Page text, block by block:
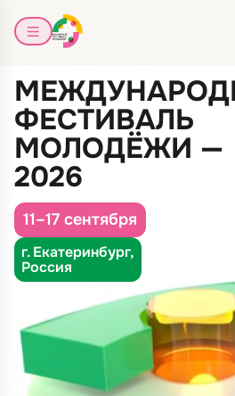
г. Екатеринбург,
Россия
11–17 сентября
ФЕСТИВАЛЬ
МОЛОДЁЖИ —
2026